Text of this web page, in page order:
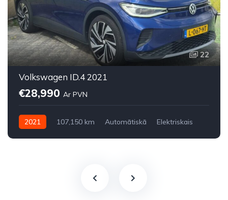
22
Volkswagen ID.4 2021
€28,990 Ar PVN
2021 107,150 km Automātiskā
Elektriskais